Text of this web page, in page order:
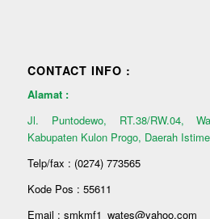
CONTACT INFO :
Alamat :
Jl. Puntodewo, RT.38/RW.04,
Kabupaten Kulon Progo, Daerah
Telp/fax : (0274) 773565
Kode Pos : 55611
Email : smkmf1_wates@yahoo.com